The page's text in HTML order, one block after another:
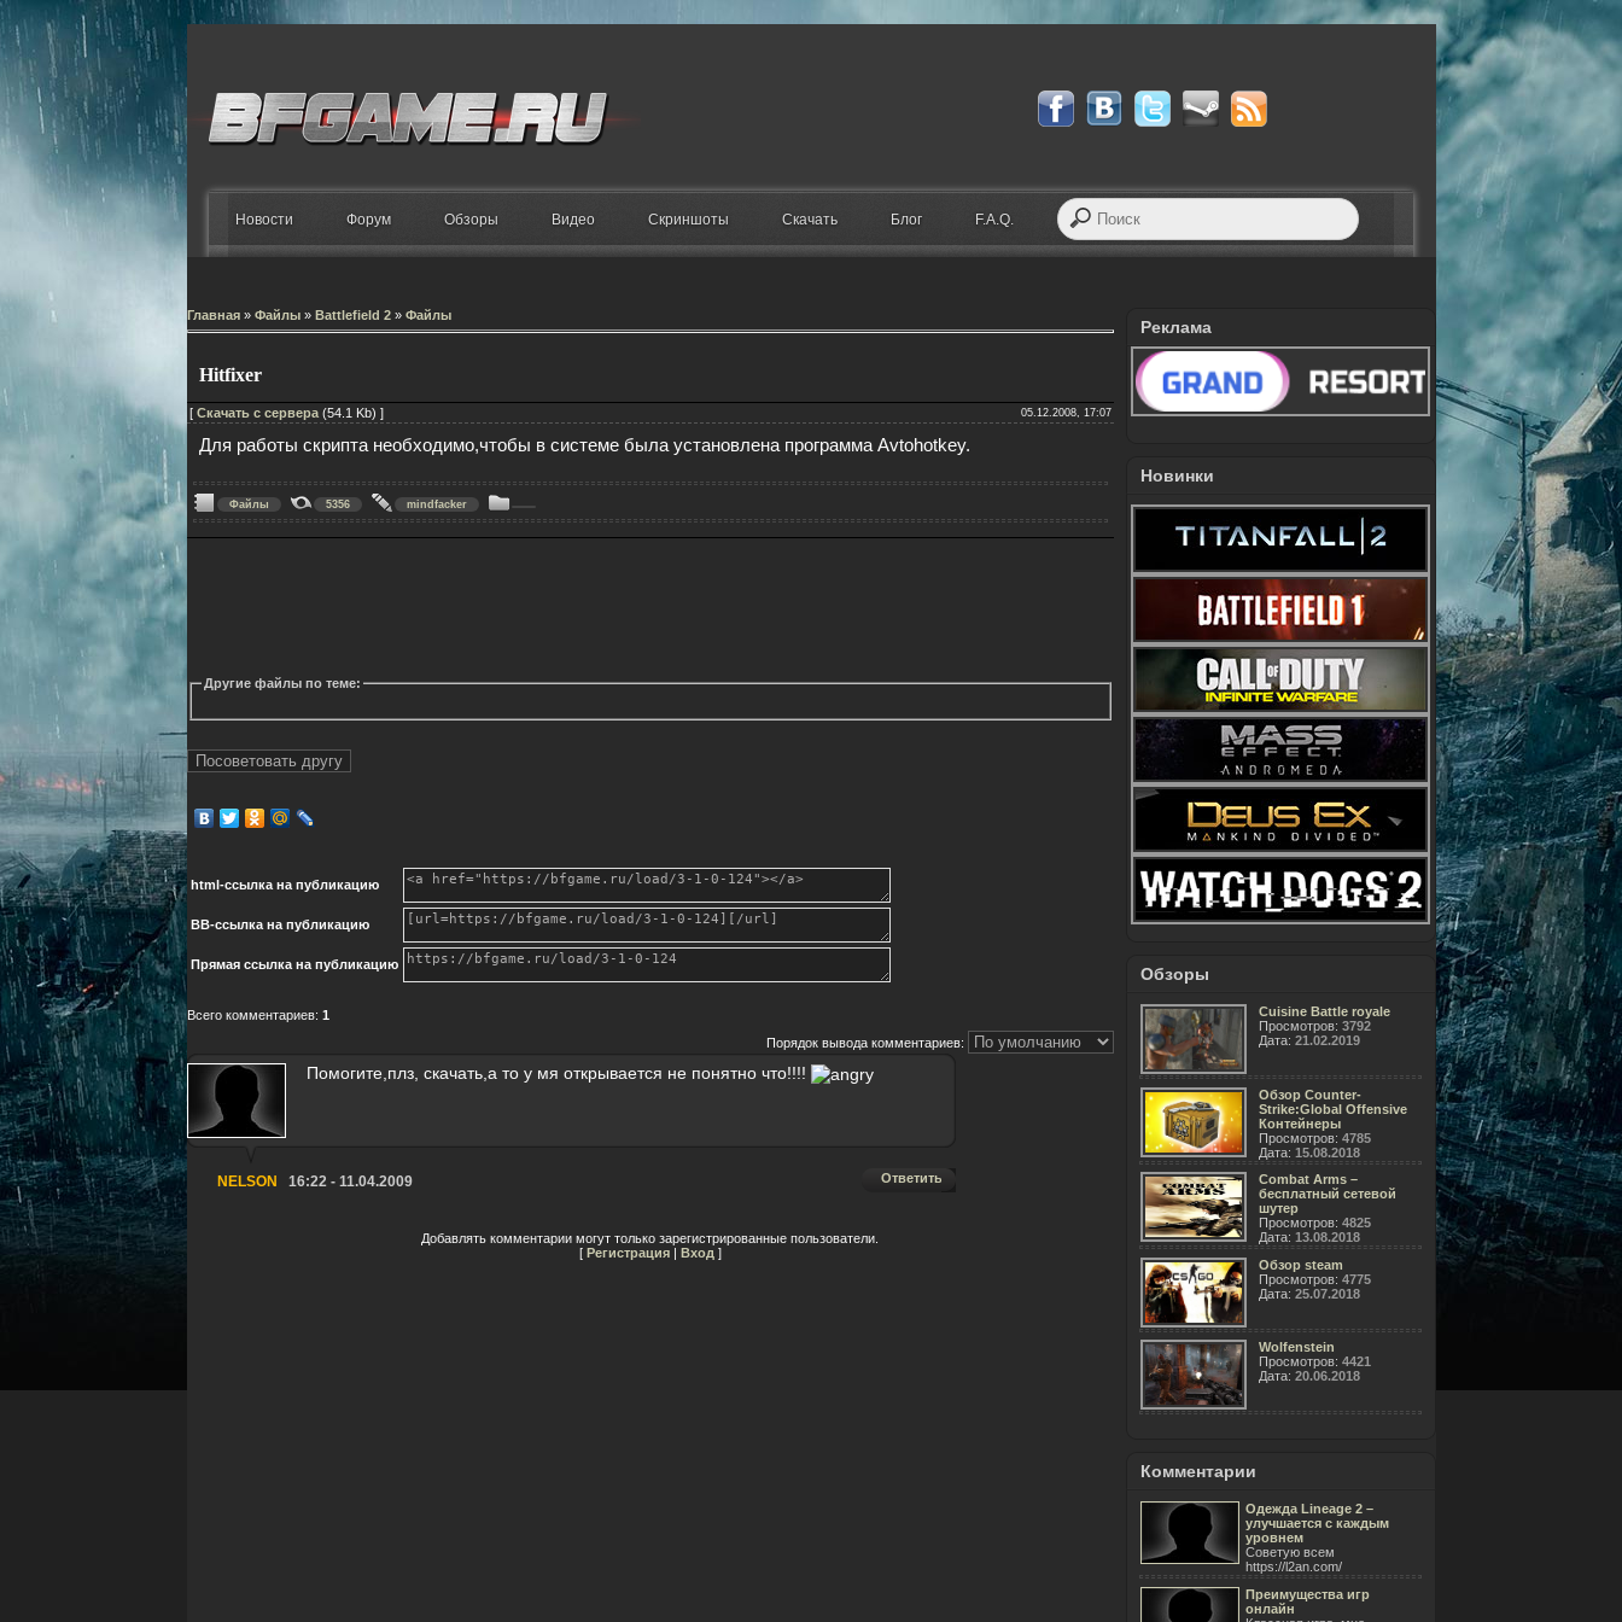
Новости Форум Обзоры Видео Скриншоты Скачать Блог F.A.Q.
Главная» Файлы» Battlefield 2» Файлы
Hitfixer
[ Скачать с сервера(54.1 Kb) ] 05.12.2008, 17:07
Для работы скрипта необходимо,чтобы в системе была установлена программа Avtohotkey.
Файлы 5356 mindfacker
Другие файлы по теме:
html-cсылка на публикацию
BB-cсылка на публикацию
Прямая ссылка на публикацию
Всего комментариев: 1
Порядок вывода комментариев:
Помогите,плз, скачать,а то у мя открывается не понятно что!!!!
NELSON 16:22 - 11.04.2009 Ответить
Добавлять комментарии могут только зарегистрированные пользователи.
[ Регистрация| Вход ]
Реклама
Новинки
Обзоры
Cuisine Battle royale
Просмотров: 3792
Дата: 21.02.2019
Обзор Counter-
Strike:Global Offensive
Контейнеры
Просмотров: 4785
Дата: 15.08.2018
Combat Arms –
бесплатный сетевой
шутер
Просмотров: 4825
Дата: 13.08.2018
Обзор steam
Просмотров: 4775
Дата: 25.07.2018
Wolfenstein
Просмотров: 4421
Дата: 20.06.2018
Комментарии
Одежда Lineage 2 –
улучшается с каждым
уровнем
Советую всем
https://l2an.com/
Преимущества игр
онлайн